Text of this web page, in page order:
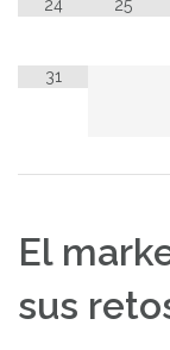
24 25
31
El
sus